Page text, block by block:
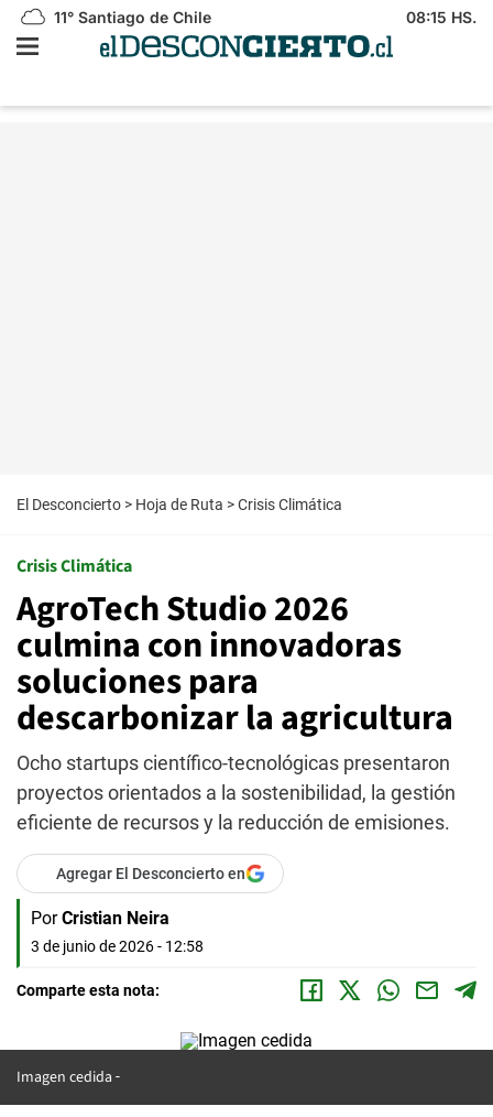
11° Santiago de Chile 08:15 HS.
El Desconcierto > Hoja de Ruta >Crisis Climática
Crisis Climática
AgroTech Studio 2026
culmina con innovadoras
soluciones para
descarbonizar la agricultura
Ocho startups científico-tecnológicas presentaron
proyectos orientados a la sostenibilidad, la gestión
eficiente de recursos y la reducción de emisiones.
Agregar El Desconcierto en
Por Cristian Neira
3 de junio de 2026 - 12:58
Comparte esta nota:
Imagen cedida